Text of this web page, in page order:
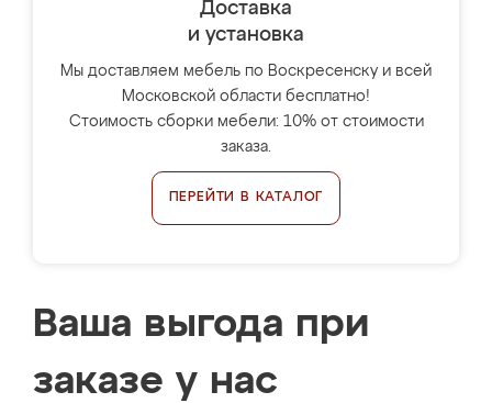
Доставка
и установка
Мы доставляем мебель по Воскресенску и всей
Московской области бесплатно!
Стоимость сборки мебели: 10% от стоимости
заказа.
ПЕРЕЙТИ В КАТАЛОГ
Ваша выгода при
заказе у нас